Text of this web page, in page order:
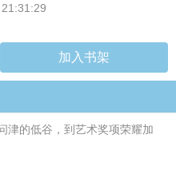
加入书架
津的低谷，到艺术奖项荣耀加